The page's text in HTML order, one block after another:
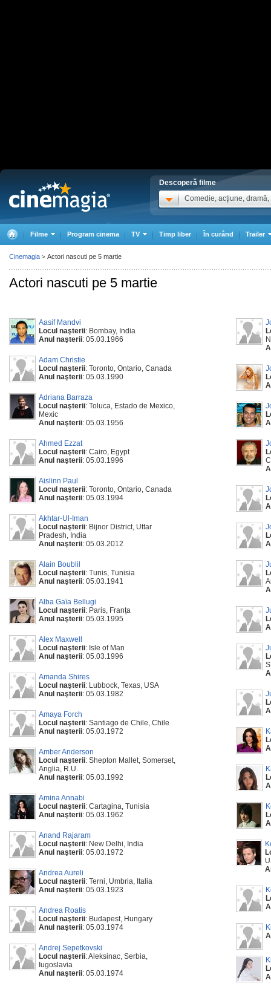
Descoperă filme
Comedie, acţiune, dramă,
Filme Program cinema TV Timp liber În curând Trailer
Actori nascuti pe 5 martie
Aasif Mandvi
Locul naşterii: Bombay, India
Anul naşterii: 05.03.1966
Adam Christie
Locul naşterii: Toronto, Ontario, Canada
Anul naşterii: 05.03.1990
Adriana Barraza
Locul naşterii: Toluca, Estado de Mexico,
Mexic
Anul naşterii: 05.03.1956
Ahmed Ezzat
Locul naşterii: Cairo, Egypt
Anul naşterii: 05.03.1996
Aislinn Paul
Locul naşterii: Toronto, Ontario, Canada
Anul naşterii: 05.03.1994
Akhtar-Ul-Iman
Locul naşterii: Bijnor District, Uttar
Pradesh, India
Anul naşterii: 05.03.2012
Alain Boublil
Locul naşterii: Tunis, Tunisia
Anul naşterii: 05.03.1941
Alba Gaïa Bellugi
Locul naşterii: Paris, Franța
Anul naşterii: 05.03.1995
Alex Maxwell
Locul naşterii: Isle of Man
Anul naşterii: 05.03.1996
Amanda Shires
Locul naşterii: Lubbock, Texas, USA
Anul naşterii: 05.03.1982
Amaya Forch
Locul naşterii: Santiago de Chile, Chile
Anul naşterii: 05.03.1972
Amber Anderson
Locul naşterii: Shepton Mallet, Somerset,
Anglia, R.U.
Anul naşterii: 05.03.1992
Amina Annabi
Locul naşterii: Cartagina, Tunisia
Anul naşterii: 05.03.1962
Anand Rajaram
Locul naşterii: New Delhi, India
Anul naşterii: 05.03.1972
Andrea Aureli
Locul naşterii: Terni, Umbria, Italia
Anul naşterii: 05.03.1923
Andrea Roatis
Locul naşterii: Budapest, Hungary
Anul naşterii: 05.03.1974
Andrej Sepetkovski
Locul naşterii: Aleksinac, Serbia,
Iugoslavia
Anul naşterii: 05.03.1974
Cinemagia > Actori nascuti pe 5 martie